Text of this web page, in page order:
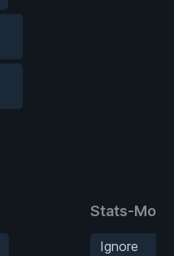
Stats-Mods
Ignore